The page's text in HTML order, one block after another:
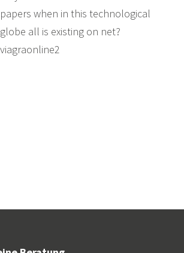
papers when in this technological
globe all is existing on net?
viagraonline2